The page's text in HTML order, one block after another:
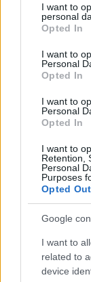
not limited to
grant or deny
use your data
consent section.
I want to
personal
Opted In
I want to
Personal
Opted In
I want to
Personal
Opted In
I want to
Retention,
Personal
Purposes
Opted Out
Google
I want to
related to
device